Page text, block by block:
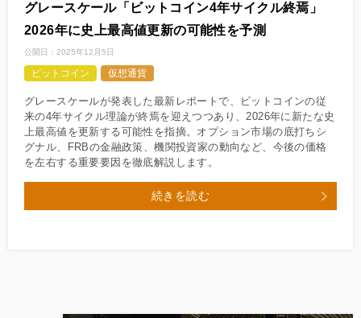
グレースケール「ビットコイン4年サイクル終焉」
2026年に史上最高値更新の可能性を予測
公開日： 2025年12月5日
ビットコイン 仮想通貨
グレースケールが発表した最新レポートで、ビットコインの従
来の4年サイクル理論が終焉を迎えつつあり、2026年に新たな史
上最高値を更新する可能性を指摘。オプション市場の底打ちシ
グナル、FRBの金融政策、機関投資家の動向など、今後の価格
を左右する重要要因を徹底解説します。
続きを読む